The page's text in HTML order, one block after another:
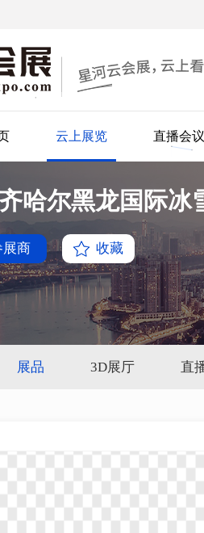
云上展览 直播会议
哈尔黑龙国际冰
展商 收藏
展品 3D展厅 直